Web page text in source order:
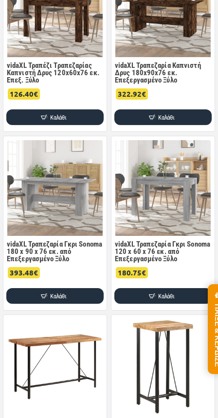
vidaXL Τραπέζι Τραπεζαρίας
Καπνιστή Δρυς 120x60x76 εκ.
Επεξ. Ξύλο
126.40€
Καλάθι
vidaXL Τραπεζαρία Καπνιστή
Δρυς 180x90x76 εκ.
Επεξεργασμένο Ξύλο
322.92€
Καλάθι
vidaXL Τραπεζαρία Γκρι Sonoma
180 x 90 x 76 εκ. από
Επεξεργασμένο Ξύλο
393.48€
Καλάθι
vidaXL Τραπεζαρία Γκρι Sonoma
120 x 60 x 76 εκ. από
Επεξεργασμένο Ξύλο
180.75€
Καλάθι